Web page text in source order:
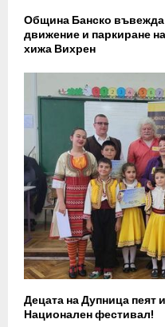
Община Банско въвежда
движение и паркиране
хижа Вихрен
Децата на Дупница пеят
Национален фестивал!